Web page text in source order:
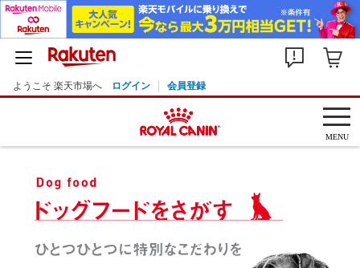
ようこそ 楽天市場へ ログイン 会員登録
MENU